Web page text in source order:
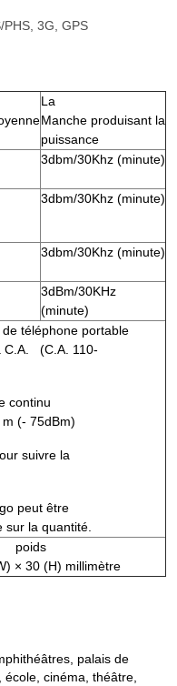
3G, GPS
La
Manche produisant la
puissance
3dbm/30Khz (minute)
3dbm/30Khz (minute)
3dbm/30Khz (minute)
3dBm/30KHz
(minute)
téléphone portable
C.A. (C.A. 110-
continu
(- 75dBm)
suivre la
peut être
sur la quantité.
poids
× 30 (H) millimètre
palais de
école, cinéma, théâtre,